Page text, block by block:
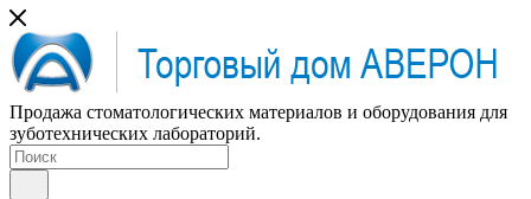
Продажа стоматологических материалов и оборудования для
зуботехнических лабораторий.